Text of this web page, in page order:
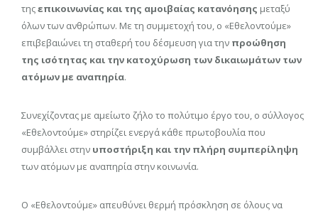
τηςεπικοινωνίας και της αμοιβαίας κατανόησης μεταξύ
όλων των ανθρώπων. Με τη συμμετοχή του, ο «Εθελοντούμε»
επιβεβαιώνει τη σταθερή του δέσμευση για την προώθηση
της ισότητας και την κατοχύρωση των δικαιωμάτων των
ατόμων με αναπηρία.
Συνεχίζοντας με αμείωτο ζήλο το πολύτιμο έργο του, ο σύλλογος
«Εθελοντούμε» στηρίζει ενεργά κάθε πρωτοβουλία που
συμβάλλει στην υποστήριξη και την πλήρη συμπερίληψη
των ατόμων με αναπηρία στην κοινωνία.
Ο «Εθελοντούμε» απευθύνει θερμή πρόσκληση σε όλους να